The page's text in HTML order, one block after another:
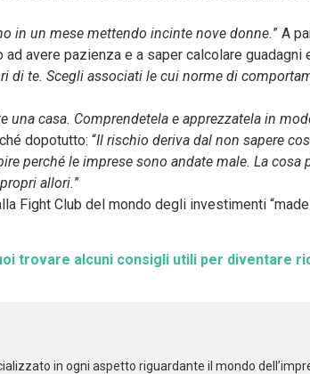
in un mese mettendo incinte nove donne.” A
avere pazienza e a saper calcolare guadagni
di te. Scegli associati le cui norme di
una casa. Comprendetela e apprezzatela in
dopotutto: “Il rischio deriva dal non sapere
perché le imprese sono andate male. La cosa
allori.”
Fight Club del mondo degli investimenti “made
trovare alcuni consigli utili per diventare
in ogni aspetto riguardante il mondo